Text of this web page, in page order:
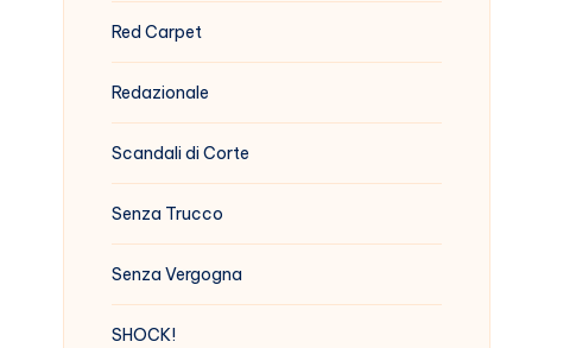
Red Carpet
Redazionale
Scandali di Corte
Senza Trucco
Senza Vergogna
SHOCK!